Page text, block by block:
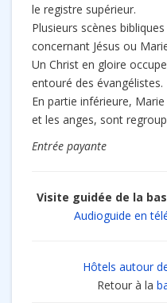
le registre supérieur.
Plusieurs scènes
concernant Jésus ou
Un Christ en gloire
entouré des évangélistes.
En partie inférieure,
et les anges, sont
Entrée payante
Visite guidée de la
Audioguide en
Hôtels autour
Retour à la